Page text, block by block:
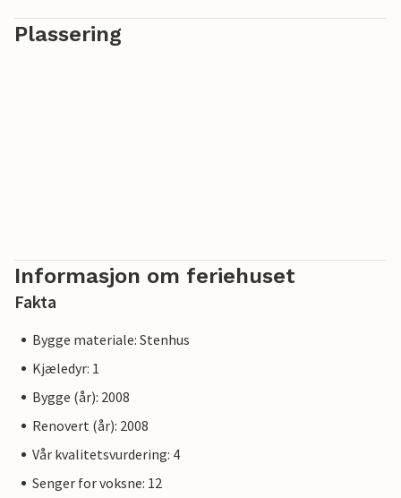
Plassering
Informasjon om feriehuset
Fakta
Bygge materiale: Stenhus
Kjæledyr: 1
Bygge (år): 2008
Renovert (år): 2008
Vår kvalitetsvurdering: 4
Senger for voksne: 12